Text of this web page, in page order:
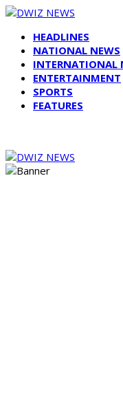
HEADLINES
NATIONAL NEWS
INTERNATIONAL
ENTERTAINMENT
SPORTS
FEATURES